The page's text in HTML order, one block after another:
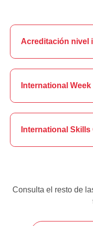
Acreditación nivel
International Week
International
Consulta el resto de